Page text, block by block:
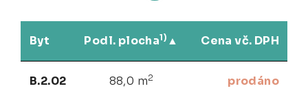
Byt Podl. plocha1) Cena vč. DPH
B.2.02 88,0 m2 prodáno